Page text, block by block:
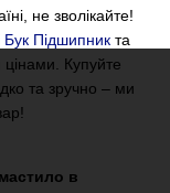
не зволікайте!
Бук Підшипник та
Купуйте
та зручно – ми
в